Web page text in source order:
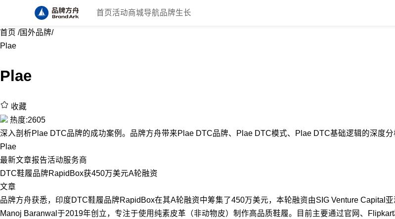
首页 活动商城导航品牌生长
首页 /国外品牌/
Plae
Plae
收藏
热度:2605
深入剖析Plae DTC品牌的成功案例。品牌方舟带来Plae DTC品牌、Plae DTC模式、Plae DTC基础逻辑的深度分
Plae
最新文章报告活动服务商
DTC鞋履品牌RapidBox获450万美元A轮融资
文章
品牌方舟获悉，印度DTC鞋履品牌RapidBox在其A轮融资中筹集了450万美元，本轮融资由SIG Venture Capital
Manoj Baranwal于2019年创立，专注于使用纯素皮革（非动物皮）制作高品质鞋履。目前主要通过官网、